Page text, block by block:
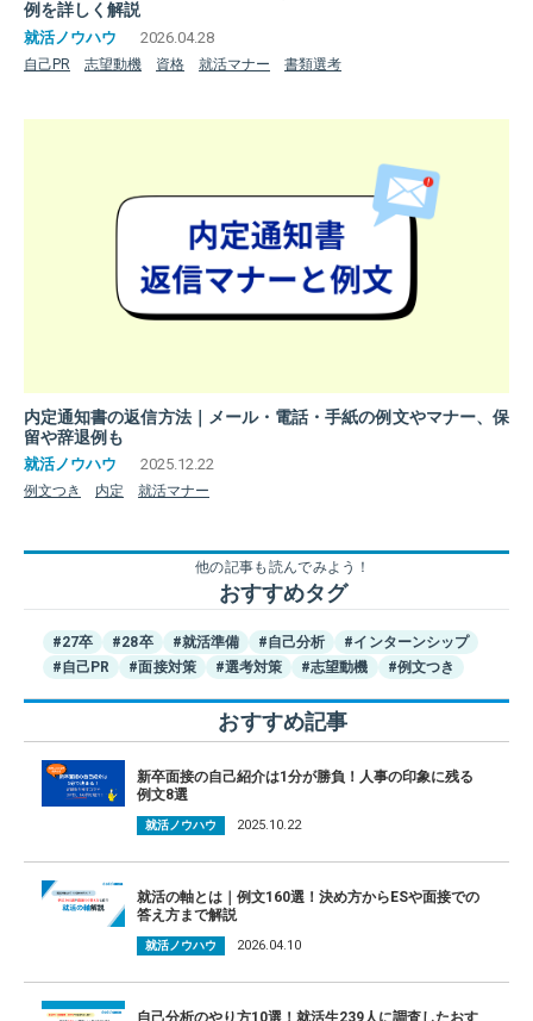
例を詳しく解説
2026.04.28
自己PR 志望動機 資格 就活マナー 書類選考
内定通知書の返信方法｜メール・電話・手紙の例文やマナー、保
留や辞退例も
2025.12.22
例文つき 内定 就活マナー
他の記事も読んでみよう！
おすすめタグ
#27卒 #28卒 #就活準備 #自己分析
#インターンシップ
#自己PR
#面接対策 #選考対策 #志望動機 #例文つき
おすすめ記事
新卒面接の自己紹介は1分が勝負！人事の印象に残る
例文8選
就活ノウハウ 2025.10.22
就活の軸とは｜例文160選！決め方からESや面接での
答え方まで解説
就活ノウハウ 2026.04.10
自己分析のやり方10選！就活生239人に調査したおす